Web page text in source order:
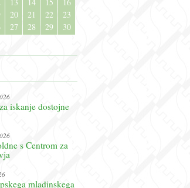
20 21 22
23
27 28 29
30
iskanje dostojne
s Centrom za
mladinskega